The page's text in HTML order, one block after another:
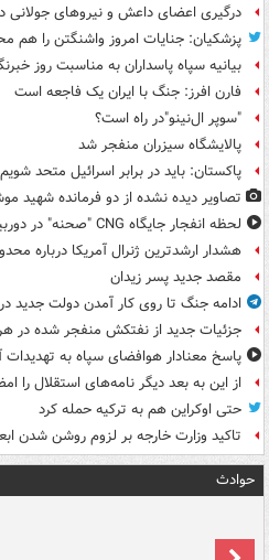
درگیری اعضای داعش و نیروهای جولانی
پزشکیان: جنایات امروز واشنگتن را هم
بیانیه سپاه پاسداران به مناسبت روز
فارن افرز: جنگ با ایران یک فاجعه است
"سوپر ال‌نینو"در راه است؟
پالایشگاه سیزران منفجر شد
پاکستان: باید در برابر اسرائیل متحد شویم
تصاویر دیده‌ نشده از دو فرمانده شهید
لحظه انفجار جایگاه CNG "صحنه" در دوربین مداربسته
هشدار ارشدترین ژنرال آمریکا درباره
مقصد جدید پسر زیدان
ادامه جنگ تا روی کار آمدن دولت جدید در
جزئیات جدید از نفتکش منفجر شده در
پاسخ معنادار هوافضای سپاه به تهدیدات
از این به بعد دیگر نامه‌های استقلال را
حتی اوکراین هم به ترکیه حمله کرد
تاکید وزارت خارجه بر لزوم روشن شدن
حوادث